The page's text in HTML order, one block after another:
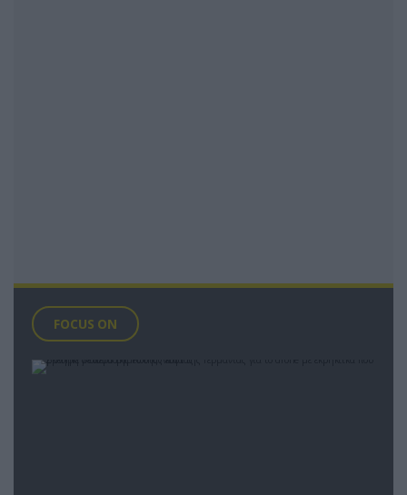
FOCUS ON